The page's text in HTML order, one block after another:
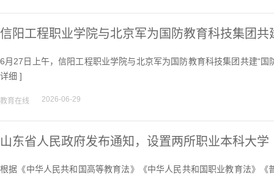
信阳工程职业学院与北京军为国防教育科技集团共
6月27日上午，信阳工程职业学院与北京军为国防教育科技集团共建“
详细 ]
教育在线 2026-06-29
山东省人民政府发布通知，设置两所职业本科大学
根据《中华人民共和国高等教育法》《中华人民共和国职业教育法》